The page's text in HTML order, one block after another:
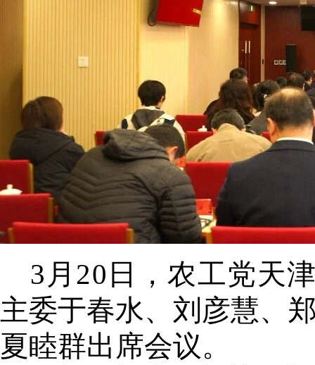
3月20日，农工党天
主委于春水、刘彦慧、
夏睦群出席会议。